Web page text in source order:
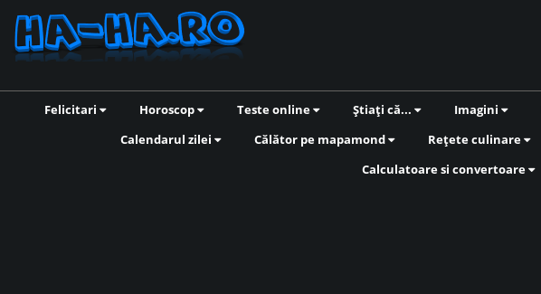
Felicitari Horoscop Teste online Știați că... Imagini
Calendarul zilei
Călător pe mapamond Rețete culinare
Calculatoare si convertoare